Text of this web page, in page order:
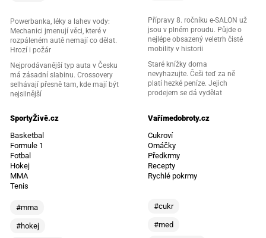
Powerbanka, léky a lahev vody:
Mechanici jmenují věci, které v
rozpáleném autě nemají co dělat.
Hrozí i požár
Nejprodávanější typ auta v Česku
má zásadní slabinu. Crossovery
selhávají přesně tam, kde mají být
nejsilnější
Přípravy 8. ročníku e-SALON už
jsou v plném proudu. Půjde o
nejlépe obsazený veletrh čisté
mobility v historii
Staré knížky doma
nevyhazujte. Češi teď za ně
platí hezké peníze. Jejich
prodejem se dá vydělat
SportyŽivě.cz
Basketbal
Formule 1
Fotbal
Hokej
MMA
Tenis
#mma
#hokej
Vařímedobroty.cz
Cukroví
Omáčky
Předkrmy
Recepty
Rychlé pokrmy
#cukr
#med